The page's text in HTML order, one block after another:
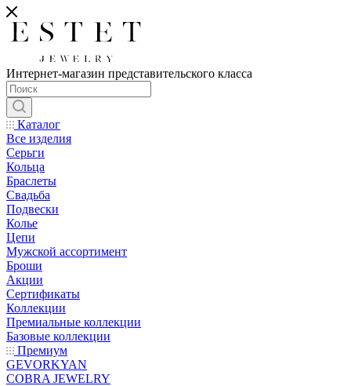
Интернет-магазин представительского класса
Каталог
Все изделия
Серьги
Кольца
Браслеты
Свадьба
Подвески
Колье
Цепи
Мужской ассортимент
Броши
Акции
Сертификаты
Коллекции
Премиальные коллекции
Базовые коллекции
Премиум
GEVORKYAN
COBRA JEWELRY